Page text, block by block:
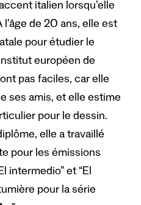
italien lorsqu’elle
l’âge de 20 ans, elle est
pour étudier le
européen de
pas faciles, car elle
ses amis, et elle estime
pour le dessin.
elle a travaillé
pour les émissions
intermedio” et “El
pour la série